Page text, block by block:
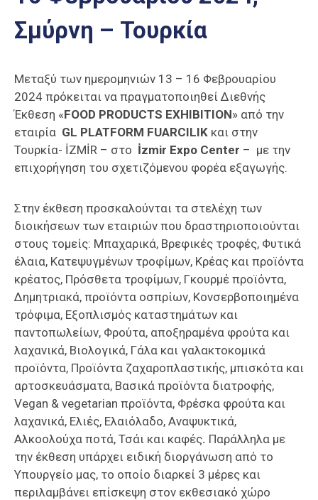
Έκθεση
Παραδοσιακών
Έκθεση
ΕΒΕΠ-
Πιερία
Σμύρνη – Τουρκία
Μεταξύ των ημερομηνιών 13 – 16 Φεβρουαρίου
2024 πρόκειται να πραγματοποιηθεί Διεθνής
Έκθεση «FOOD PRODUCTS EXHIBITION» από την
εταιρία GL PLATFORM FUARCILIK και στην
Τουρκία- İZMİR – στο İzmir Expo Center – με την
επιχορήγηση του σχετιζόμενου φορέα εξαγωγής.
Στην έκθεση προσκαλούνται τα στελέχη των
διοικήσεων των εταιριών που δραστηριοποιούνται
στους τομείς: Μπαχαρικά, Βρεφικές τροφές, Φυτικά
έλαια, Κατεψυγμένων τροφίμων, Κρέας και προϊόντα
κρέατος, Πρόσθετα τροφίμων, Γκουρμέ προϊόντα,
Δημητριακά, προϊόντα οσπρίων, Κονσερβοποιημένα
τρόφιμα, Εξοπλισμός καταστημάτων και
παντοπωλείων, Φρούτα, αποξηραμένα φρούτα και
λαχανικά, Βιολογικά, Γάλα και γαλακτοκομικά
προϊόντα, Προϊόντα ζαχαροπλαστικής, μπισκότα και
αρτοσκευάσματα, Βασικά προϊόντα διατροφής,
Vegan & vegetarian προϊόντα, Φρέσκα φρούτα και
λαχανικά, Ελιές, Ελαιόλαδο, Αναψυκτικά,
Αλκοολούχα ποτά, Τσάι και καφές. Παράλληλα με
την έκθεση υπάρχει ειδική διοργάνωση από το
Υπουργείο μας, το οποίο διαρκεί 3 μέρες και
περιλαμβάνει επίσκεψη στον εκθεσιακό χώρο